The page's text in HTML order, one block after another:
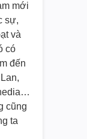
mới
sự,
và
có
đến
cũng
ta